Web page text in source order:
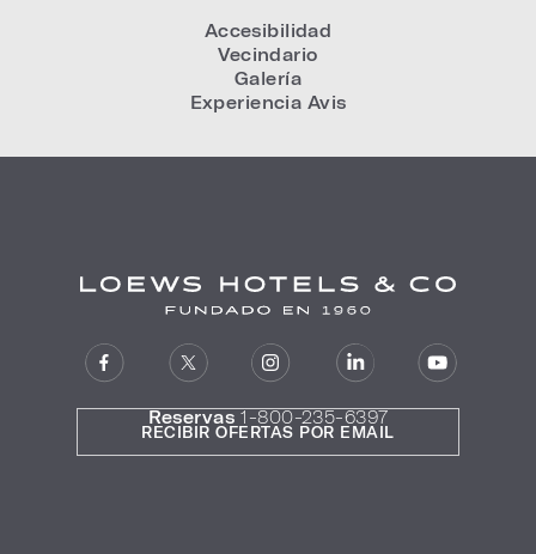
Accesibilidad
Vecindario
Galería
Experiencia Avis
Reservas 1-800-235-6397
RECIBIR OFERTAS POR EMAIL